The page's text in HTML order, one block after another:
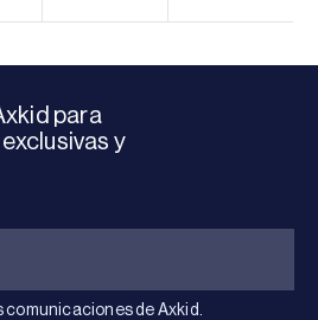
para
y
de Axkid.